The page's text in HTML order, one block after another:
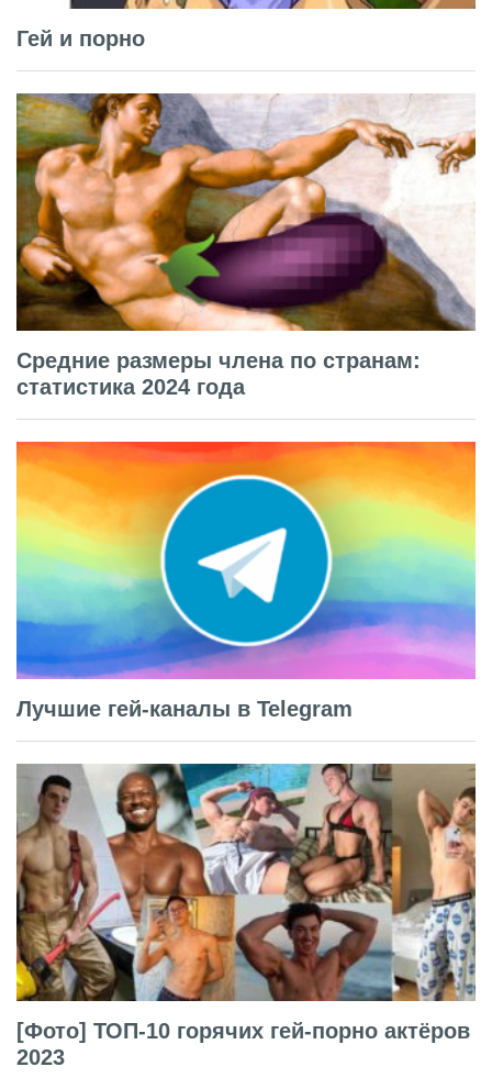
Гей и порно
Средние размеры члена по странам:
статистика 2024 года
Лучшие гей-каналы в Telegram
[Фото] ТОП-10 горячих гей-порно актёров
2023